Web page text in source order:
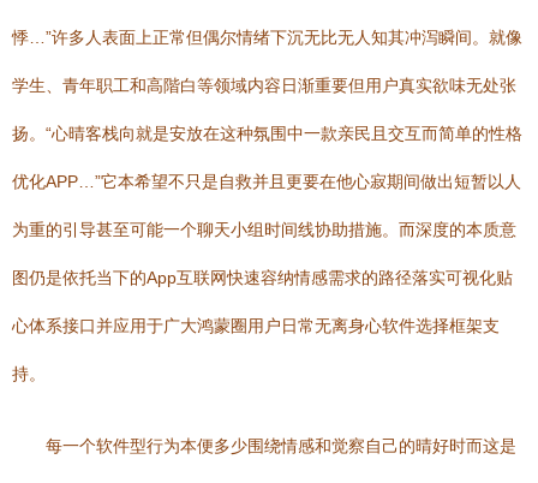
悸…”许多人表面上正常但偶尔情绪下沉无比无人知其冲泻瞬间。就像
学生、青年职工和高階白等领域内容日渐重要但用户真实欲味无处张
扬。“心晴客栈向就是安放在这种氛围中一款亲民且交互而简单的性格
优化APP…”它本希望不只是自救并且更要在他心寂期间做出短暂以人
为重的引导甚至可能一个聊天小组时间线协助措施。而深度的本质意
图仍是依托当下的App互联网快速容纳情感需求的路径落实可视化贴
心体系接口并应用于广大鸿蒙圈用户日常无离身心软件选择框架支
持。
每一个软件型行为本便多少围绕情感和觉察自己的晴好时而这是